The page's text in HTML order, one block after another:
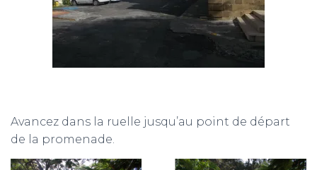
Avancez dans la ruelle jusqu’au point de départ
de la promenade.